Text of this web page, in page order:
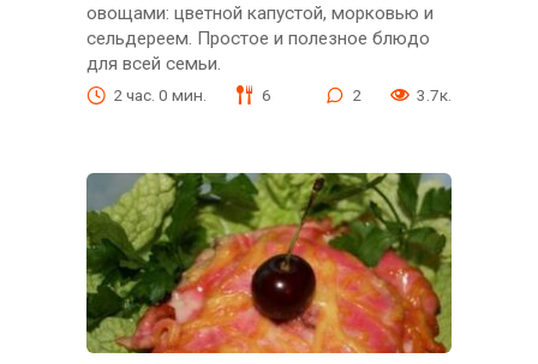
овощами: цветной капустой, морковью и
сельдереем. Простое и полезное блюдо
для всей семьи.
2 час. 0 мин. 6 2 3.7к.